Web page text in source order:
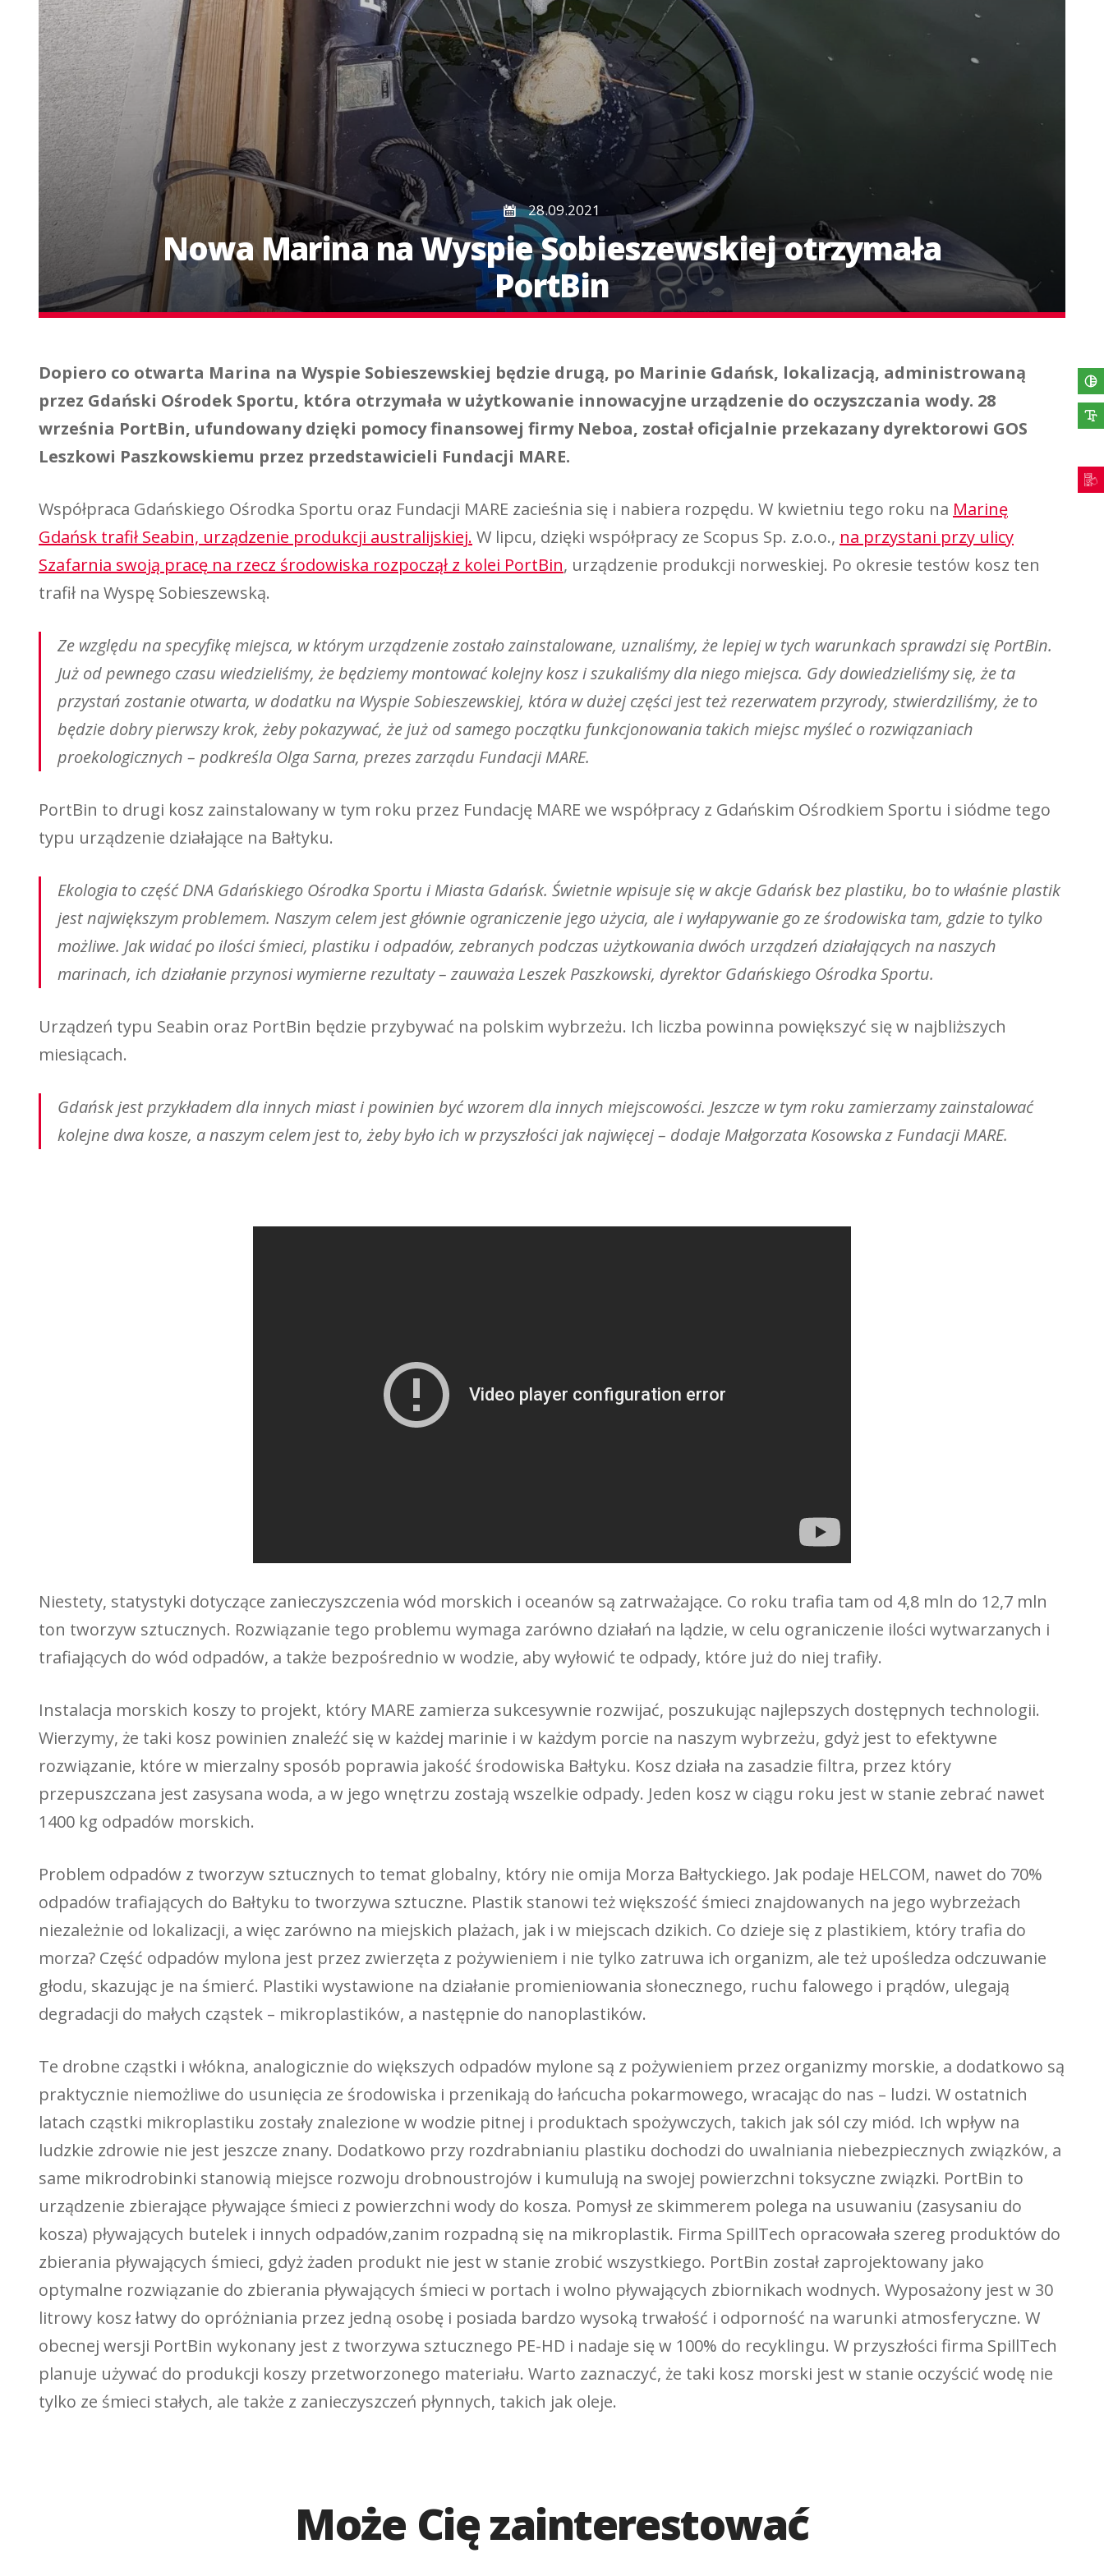
28.09.2021
Nowa Marina na Wyspie Sobieszewskiej otrzymała
PortBin
Dopiero co otwarta Marina na Wyspie Sobieszewskiej będzie drugą, po Marinie Gdańsk, lokalizacją, administrowaną
przez Gdański Ośrodek Sportu, która otrzymała w użytkowanie innowacyjne urządzenie do oczyszczania wody. 28
września PortBin, ufundowany dzięki pomocy finansowej firmy Neboa, został oficjalnie przekazany dyrektorowi GOS
Leszkowi Paszkowskiemu przez przedstawicieli Fundacji MARE.
Współpraca Gdańskiego Ośrodka Sportu oraz Fundacji MARE zacieśnia się i nabiera rozpędu. W kwietniu tego roku na Marinę
Gdańsk trafił Seabin, urządzenie produkcji australijskiej. W lipcu, dzięki współpracy ze Scopus Sp. z.o.o., na przystani przy ulicy
Szafarnia swoją pracę na rzecz środowiska rozpoczął z kolei PortBin, urządzenie produkcji norweskiej. Po okresie testów kosz ten
trafił na Wyspę Sobieszewską.
Ze względu na specyfikę miejsca, w którym urządzenie zostało zainstalowane, uznaliśmy, że lepiej w tych warunkach sprawdzi się PortBin.
Już od pewnego czasu wiedzieliśmy, że będziemy montować kolejny kosz i szukaliśmy dla niego miejsca. Gdy dowiedzieliśmy się, że ta
przystań zostanie otwarta, w dodatku na Wyspie Sobieszewskiej, która w dużej części jest też rezerwatem przyrody, stwierdziliśmy, że to
będzie dobry pierwszy krok, żeby pokazywać, że już od samego początku funkcjonowania takich miejsc myśleć o rozwiązaniach
proekologicznych – podkreśla Olga Sarna, prezes zarządu Fundacji MARE.
PortBin to drugi kosz zainstalowany w tym roku przez Fundację MARE we współpracy z Gdańskim Ośrodkiem Sportu i siódme tego
typu urządzenie działające na Bałtyku.
Ekologia to część DNA Gdańskiego Ośrodka Sportu i Miasta Gdańsk. Świetnie wpisuje się w akcje Gdańsk bez plastiku, bo to właśnie plastik
jest największym problemem. Naszym celem jest głównie ograniczenie jego użycia, ale i wyłapywanie go ze środowiska tam, gdzie to tylko
możliwe. Jak widać po ilości śmieci, plastiku i odpadów, zebranych podczas użytkowania dwóch urządzeń działających na naszych
marinach, ich działanie przynosi wymierne rezultaty – zauważa Leszek Paszkowski, dyrektor Gdańskiego Ośrodka Sportu.
Urządzeń typu Seabin oraz PortBin będzie przybywać na polskim wybrzeżu. Ich liczba powinna powiększyć się w najbliższych
miesiącach.
Gdańsk jest przykładem dla innych miast i powinien być wzorem dla innych miejscowości. Jeszcze w tym roku zamierzamy zainstalować
kolejne dwa kosze, a naszym celem jest to, żeby było ich w przyszłości jak najwięcej – dodaje Małgorzata Kosowska z Fundacji MARE.
Niestety, statystyki dotyczące zanieczyszczenia wód morskich i oceanów są zatrważające. Co roku trafia tam od 4,8 mln do 12,7 mln
ton tworzyw sztucznych. Rozwiązanie tego problemu wymaga zarówno działań na lądzie, w celu ograniczenie ilości wytwarzanych i
trafiających do wód odpadów, a także bezpośrednio w wodzie, aby wyłowić te odpady, które już do niej trafiły.
Instalacja morskich koszy to projekt, który MARE zamierza sukcesywnie rozwijać, poszukując najlepszych dostępnych technologii.
Wierzymy, że taki kosz powinien znaleźć się w każdej marinie i w każdym porcie na naszym wybrzeżu, gdyż jest to efektywne
rozwiązanie, które w mierzalny sposób poprawia jakość środowiska Bałtyku. Kosz działa na zasadzie filtra, przez który
przepuszczana jest zasysana woda, a w jego wnętrzu zostają wszelkie odpady. Jeden kosz w ciągu roku jest w stanie zebrać nawet
1400 kg odpadów morskich.
Problem odpadów z tworzyw sztucznych to temat globalny, który nie omija Morza Bałtyckiego. Jak podaje HELCOM, nawet do 70%
odpadów trafiających do Bałtyku to tworzywa sztuczne. Plastik stanowi też większość śmieci znajdowanych na jego wybrzeżach
niezależnie od lokalizacji, a więc zarówno na miejskich plażach, jak i w miejscach dzikich. Co dzieje się z plastikiem, który trafia do
morza? Część odpadów mylona jest przez zwierzęta z pożywieniem i nie tylko zatruwa ich organizm, ale też upośledza odczuwanie
głodu, skazując je na śmierć. Plastiki wystawione na działanie promieniowania słonecznego, ruchu falowego i prądów, ulegają
degradacji do małych cząstek – mikroplastików, a następnie do nanoplastików.
Te drobne cząstki i włókna, analogicznie do większych odpadów mylone są z pożywieniem przez organizmy morskie, a dodatkowo są
praktycznie niemożliwe do usunięcia ze środowiska i przenikają do łańcucha pokarmowego, wracając do nas – ludzi. W ostatnich
latach cząstki mikroplastiku zostały znalezione w wodzie pitnej i produktach spożywczych, takich jak sól czy miód. Ich wpływ na
ludzkie zdrowie nie jest jeszcze znany. Dodatkowo przy rozdrabnianiu plastiku dochodzi do uwalniania niebezpiecznych związków, a
same mikrodrobinki stanowią miejsce rozwoju drobnoustrojów i kumulują na swojej powierzchni toksyczne związki. PortBin to
urządzenie zbierające pływające śmieci z powierzchni wody do kosza. Pomysł ze skimmerem polega na usuwaniu (zasysaniu do
kosza) pływających butelek i innych odpadów,zanim rozpadną się na mikroplastik. Firma SpillTech opracowała szereg produktów do
zbierania pływających śmieci, gdyż żaden produkt nie jest w stanie zrobić wszystkiego. PortBin został zaprojektowany jako
optymalne rozwiązanie do zbierania pływających śmieci w portach i wolno pływających zbiornikach wodnych. Wyposażony jest w 30
litrowy kosz łatwy do opróżniania przez jedną osobę i posiada bardzo wysoką trwałość i odporność na warunki atmosferyczne. W
obecnej wersji PortBin wykonany jest z tworzywa sztucznego PE-HD i nadaje się w 100% do recyklingu. W przyszłości firma SpillTech
planuje używać do produkcji koszy przetworzonego materiału. Warto zaznaczyć, że taki kosz morski jest w stanie oczyścić wodę nie
tylko ze śmieci stałych, ale także z zanieczyszczeń płynnych, takich jak oleje.
Może Cię zainterestować